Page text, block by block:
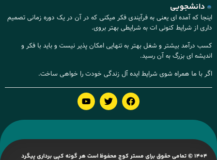
دانشجویی
اینجا که آمده ای یعنی به فرآیندی فکر میکنی که در آن در یک دوره زمانی تصمیم
داری از شرایط کنونی ات به شرایطی بهتر بروی.
کسب درآمد بیشتر و شغل بهتر به تنهایی امکان پذیر نیست و باید با فکر و
اندیشه ای بزرگ به آن رسید.
اگر با ما همراه شوی شرایط ایده آل زندگی خودت را خواهی ساخت.
1404 © تمامی حقوق برای مستر کوچ محفوظ است هر گونه کپی برداری پیگرد